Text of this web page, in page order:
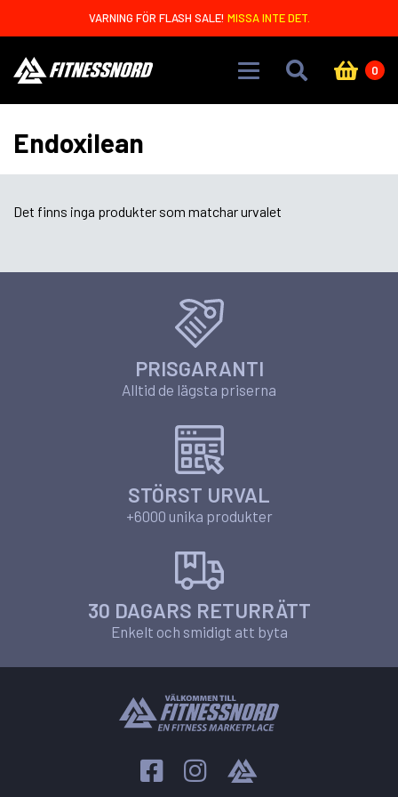
VARNING FÖR FLASH SALE! MISSA INTE DET.
0
Endoxilean
Det finns inga produkter som matchar urvalet
PRISGARANTI
Alltid de lägsta priserna
STÖRST URVAL
+6000 unika produkter
30 DAGARS RETURRÄTT
Enkelt och smidigt att byta